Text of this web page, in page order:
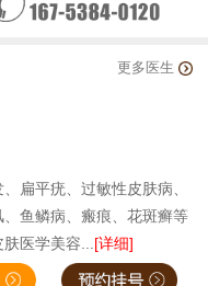
更多医生
扁平疣、过敏性皮肤病、
鱼鳞病、瘢痕、花斑癣等
医学美容... [详细]